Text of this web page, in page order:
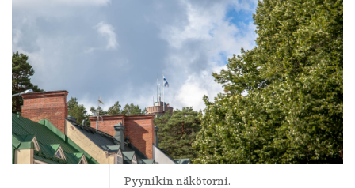
Pyynikin näkötorni.